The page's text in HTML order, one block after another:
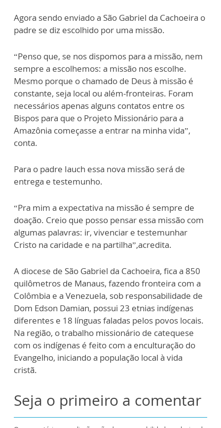
Agora sendo enviado a São Gabriel da Cachoeira o
padre se diz escolhido por uma missão.
“Penso que, se nos dispomos para a missão, nem
sempre a escolhemos: a missão nos escolhe.
Mesmo porque o chamado de Deus à missão é
constante, seja local ou além-fronteiras. Foram
necessários apenas alguns contatos entre os
Bispos para que o Projeto Missionário para a
Amazônia começasse a entrar na minha vida”,
conta.
Para o padre Iauch essa nova missão será de
entrega e testemunho.
“Pra mim a expectativa na missão é sempre de
doação. Creio que posso pensar essa missão com
algumas palavras: ir, vivenciar e testemunhar
Cristo na caridade e na partilha”,acredita.
A diocese de São Gabriel da Cachoeira, fica a 850
quilômetros de Manaus, fazendo fronteira com a
Colômbia e a Venezuela, sob responsabilidade de
Dom Edson Damian, possui 23 etnias indígenas
diferentes e 18 línguas faladas pelos povos locais.
Na região, o trabalho missionário de catequese
com os indígenas é feito com a enculturação do
Evangelho, iniciando a população local à vida
cristã.
Seja o primeiro a comentar